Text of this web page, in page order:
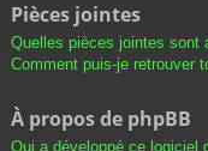
Pièces jointes
Quelles pièces jointes sont
Comment puis-je retrouver
À propos de phpBB
Qui a développé ce logiciel